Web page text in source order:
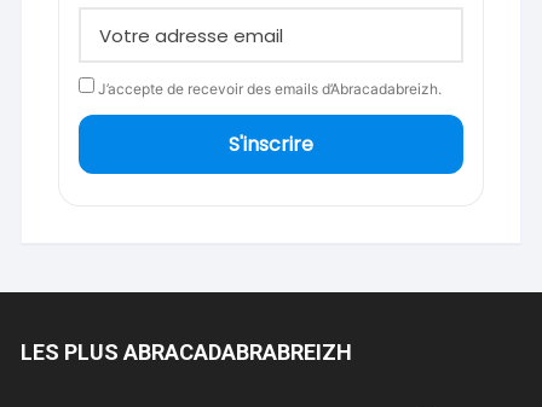
J’accepte de recevoir des emails d’Abracadabreizh.
S'inscrire
LES PLUS ABRACADABRABREIZH